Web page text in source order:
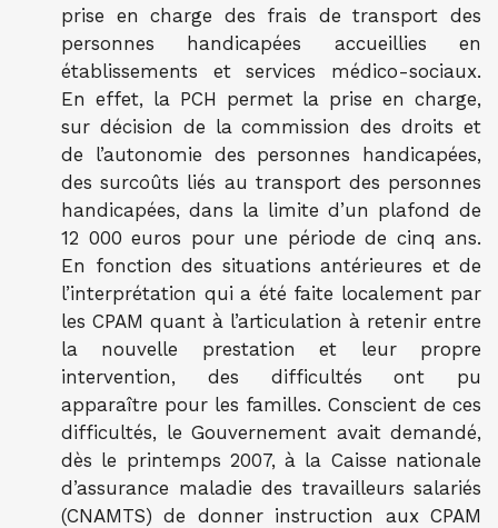
prise en charge des frais de transport des
personnes handicapées accueillies en
établissements et services médico-sociaux.
En effet, la PCH permet la prise en charge,
sur décision de la commission des droits et
de l’autonomie des personnes handicapées,
des surcoûts liés au transport des personnes
handicapées, dans la limite d’un plafond de
12 000 euros pour une période de cinq ans.
En fonction des situations antérieures et de
l’interprétation qui a été faite localement par
les CPAM quant à l’articulation à retenir entre
la nouvelle prestation et leur propre
intervention, des difficultés ont pu
apparaître pour les familles. Conscient de ces
difficultés, le Gouvernement avait demandé,
dès le printemps 2007, à la Caisse nationale
d’assurance maladie des travailleurs salariés
(CNAMTS) de donner instruction aux CPAM